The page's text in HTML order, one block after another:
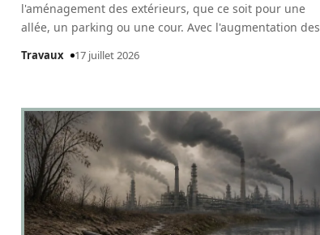
l'aménagement des extérieurs, que ce soit pour une
allée, un parking ou une cour. Avec l'augmentation des
Travaux 17 juillet 2026